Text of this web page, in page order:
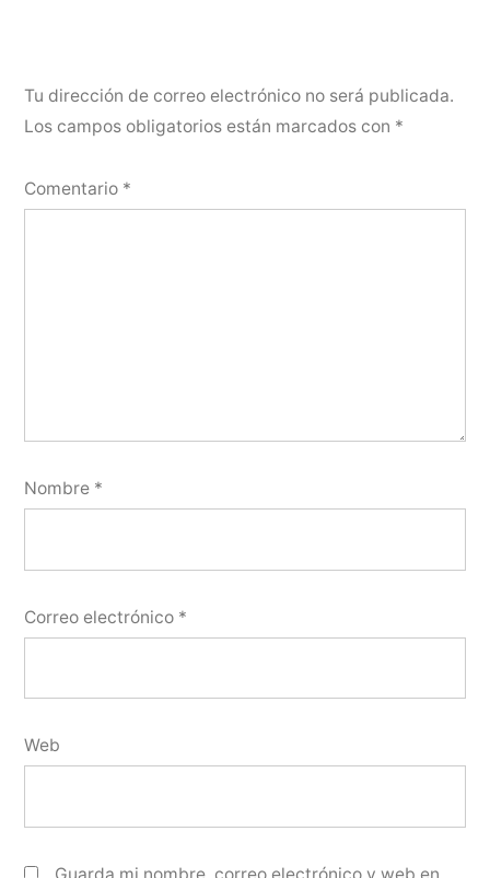
Tu dirección de correo electrónico no será publicada.
Los campos obligatorios están marcados con *
Comentario *
Nombre *
Correo electrónico *
Web